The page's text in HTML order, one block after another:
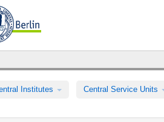
Institutes Central Service Units